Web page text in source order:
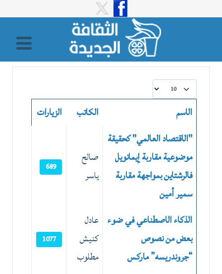
عدد الإظهارات:
المقالات
الاسم الكاتب
الزيارات
"الاقتصاد العالمي" كحقيقة
موضوعية مقاربة إيمانويل
فالرشتاين بمواجهة مقاربة
سمير أمين
صالح
ياسر
689
الذكاء الاصطناعي في ضوء
بعض من نصوص
“جروندريسه” ماركس
عادل
كنيش
مطلوب
1077